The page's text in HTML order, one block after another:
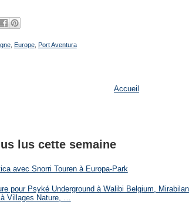
, Europe, Port Aventura
Accueil
lus cette semaine
avec Snorri Touren à Europa-Park
pour Psyké Underground à Walibi Belgium,
Villages Nature, …